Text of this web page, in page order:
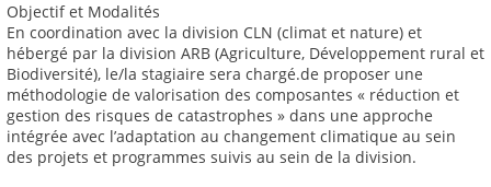
Objectif et Modalités
En coordination avec la division CLN (climat et nature) et
hébergé par la division ARB (Agriculture, Développement rural et
Biodiversité), le/la stagiaire sera chargé.de proposer une
méthodologie de valorisation des composantes « réduction et
gestion des risques de catastrophes » dans une approche
intégrée avec l’adaptation au changement climatique au sein
des projets et programmes suivis au sein de la division.